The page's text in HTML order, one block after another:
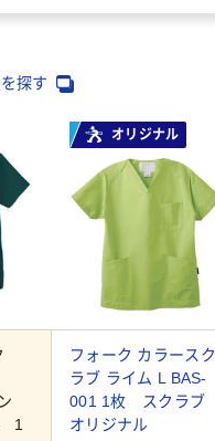
探す
オリジナル
1
フォーク カラースク
ラブ ライム L BAS-
001 1枚 スクラブ
オリジナル